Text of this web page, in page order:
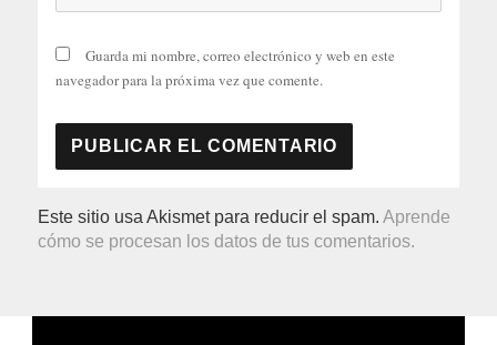
Guarda mi nombre, correo electrónico y web en este
navegador para la próxima vez que comente.
Este sitio usa Akismet para reducir el spam.Aprende
cómo se procesan los datos de tus comentarios.